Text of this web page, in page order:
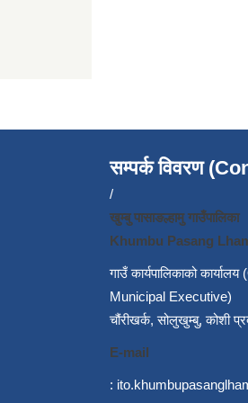
सम्पर्क विवरण
/
खुम्बु पासाङल्हामु गाउँपालिका
Khumbu Pasang
गाउँ कार्यपालिकाको
Municipal Executive)
चौंरीखर्क, सोलुखुम्बु, कोशी
E-mail
: